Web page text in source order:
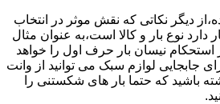
دیگر نکاتی که نقش موثر در انتخاب
دارد نوع بار و کالا است،به عنوان مثال
استحکام نیسان بار حرف اول را خواهد
جابجایی لوازم سبک می توانید از وانت
باشید که حتما بار های شکستنی را